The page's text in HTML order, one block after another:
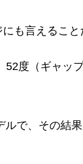
も言えること
度（ギャッ
で、その結